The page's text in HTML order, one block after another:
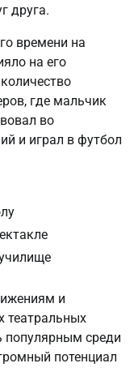
друга.
времени на
на его
где мальчик
во
и играл в футбол
и
театральных
популярным среди
потенциал